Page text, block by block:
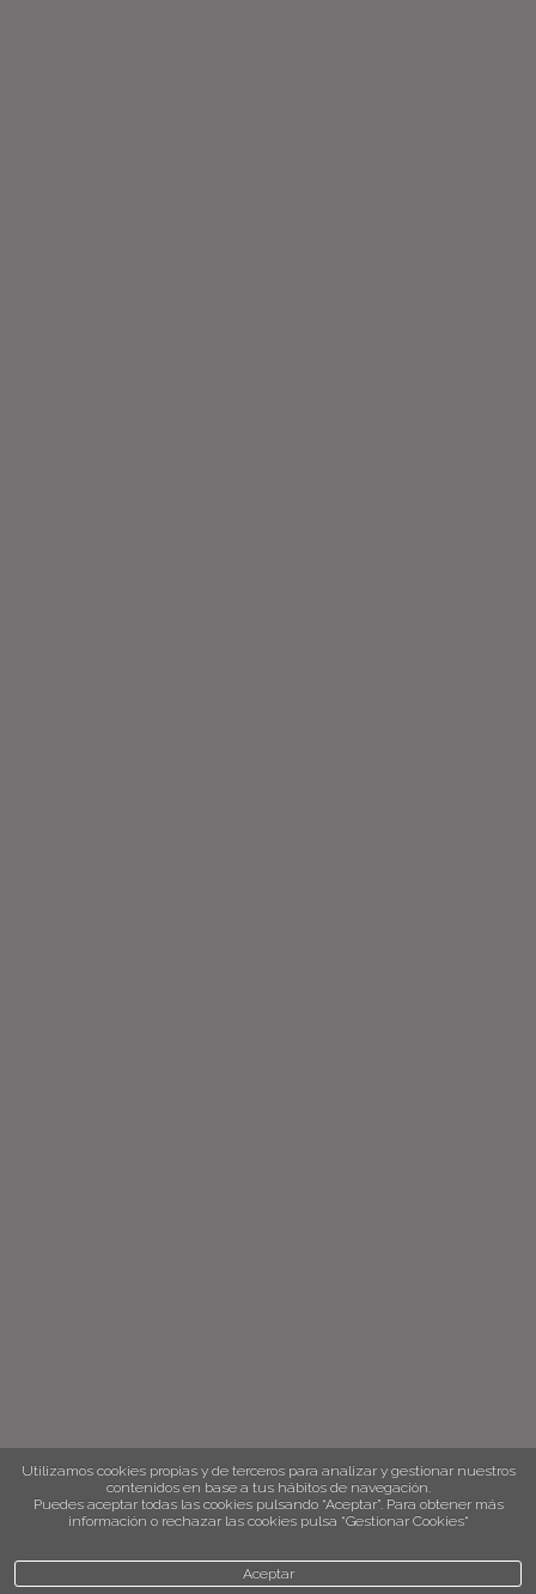
Utilizamos cookies propias y de terceros para analizar y gestionar nuestros
contenidos en base a tus hábitos de navegación.
Puedes aceptar todas las cookies pulsando “Aceptar”. Para obtener más
información o rechazar las cookies pulsa “Gestionar Cookies“
Aceptar